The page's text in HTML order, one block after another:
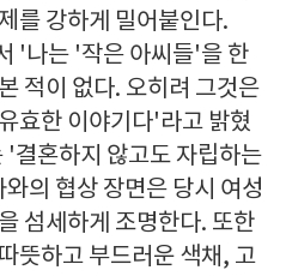
를 강하게 밀어붙인다.
'나는 '작은 아씨들'을 한
적이 없다. 오히려 그것은
효한 이야기다'라고 밝혔
'결혼하지 않고도 자립하는
의 협상 장면은 당시 여성
섬세하게 조명한다. 또한
뜻하고 부드러운 색채, 고